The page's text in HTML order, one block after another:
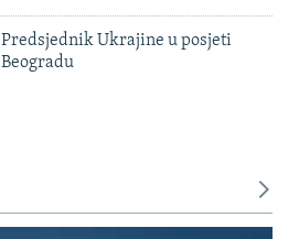
Predsjednik Ukrajine u posjeti
Beogradu